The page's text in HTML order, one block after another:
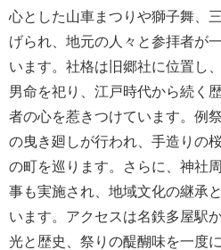
心とした山車まつりや獅子舞、
げられ、地元の人々と参拝者が
います。社格は旧郷社に位置し
男命を祀り、江戸時代から続く
者の心を惹きつけています。例
の曳き廻しが行われ、手造りの
の町を巡ります。さらに、神社
事も実施され、地域文化の継承
います。アクセスは名鉄多屋駅
光と歴史、祭りの醍醐味を一度